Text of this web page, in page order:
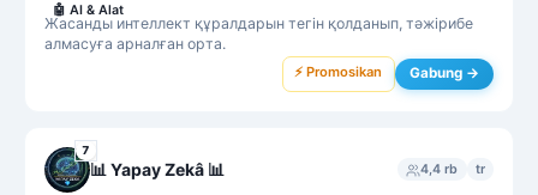
Жасанды интеллект құралдарын тегін қолданып, тәжірибе
алмасуға арналған орта.
🤖 AI & Alat
⚡ Promosikan Gabung →
7
📊️ Yapay Zekâ 📊 4,4 rb tr